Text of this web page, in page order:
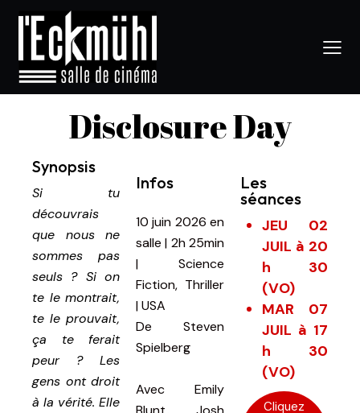
Disclosure Day
Synopsis
Si tu
découvrais
que nous ne
sommes pas
seuls ? Si on
te le montrait,
te le prouvait,
ça te ferait
peur ? Les
gens ont droit
à la vérité. Elle
Infos
10 juin 2026 en
salle| 2h 25min
| Science
Fiction, Thriller
| USA
De Steven
Spielberg
Avec Emily
Les
séances
JEU 02
JUIL à 20
h 30
(VO)
MAR 07
JUIL à 17
h 30
(VO)
Cliquez